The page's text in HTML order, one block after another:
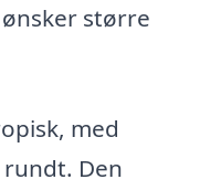
større
med
Den